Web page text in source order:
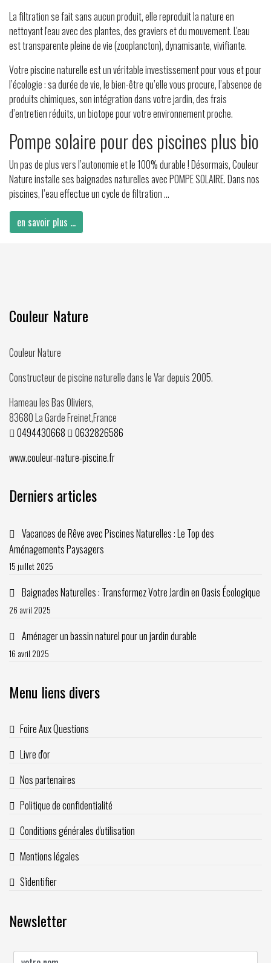
La filtration se fait sans aucun produit, elle reproduit la nature en
nettoyant l'eau avec des plantes, des graviers et du mouvement. L'eau
est transparente pleine de vie (zooplancton), dynamisante, vivifiante.
Votre piscine naturelle est un véritable investissement pour vous et pour
l’écologie : sa durée de vie, le bien-être qu’elle vous procure, l’absence de
produits chimiques, son intégration dans votre jardin, des frais
d’entretien réduits, un biotope pour votre environnement proche.
Pompe solaire pour des piscines plus bio
Un pas de plus vers l’autonomie et le 100% durable ! Désormais, Couleur
Nature installe ses baignades naturelles avec POMPE SOLAIRE. Dans nos
piscines, l’eau effectue un cycle de filtration ...
en savoir plus ...
Couleur Nature
Couleur Nature
Constructeur de piscine naturelle dans le Var depuis2005.
Hameau les Bas Oliviers,
83680La Garde Freinet,France
0494430668
0632826586
www.couleur-nature-piscine.fr
Derniers articles
Vacances de Rêve avec Piscines Naturelles : Le Top des
Aménagements Paysagers
15 juillet 2025
Baignades Naturelles : Transformez Votre Jardin en Oasis Écologique
26 avril 2025
Aménager un bassin naturel pour un jardin durable
16 avril 2025
Menu liens divers
Foire Aux Questions
Livre d'or
Nos partenaires
Politique de confidentialité
Conditions générales d'utilisation
Mentions légales
S'identifier
Newsletter